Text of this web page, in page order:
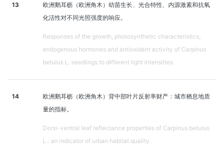
13
欧洲鹅耳枥（欧洲角木）幼苗生长、光合特性、内源激素和抗氧
化活性对不同光照强度的响应。
Responses of the growth, photosynthetic characteristics,
endogenous hormones and antioxidant activity of Carpinus
betulus L. seedlings to different light intensities.
14
欧洲鹅耳枥（欧洲角木）背中部叶片反射率财产：城市栖息地质
量的指标。
Dorsi-ventral leaf reflectance properties of Carpinus betulus
L.: an indicator of urban habitat quality.